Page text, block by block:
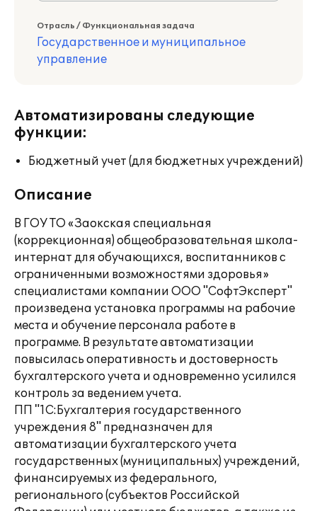
Отрасль / Функциональная задача
Государственное и муниципальное
управление
Автоматизированы следующие
функции:
Бюджетный учет (для бюджетных учреждений)
Описание
В ГОУ ТО «Заокская специальная
(коррекционная) общеобразовательная школа-
интернат для обучающихся, воспитанников с
ограниченными возможностями здоровья»
специалистами компании ООО "СофтЭксперт"
произведена установка программы на рабочие
места и обучение персонала работе в
программе. В результате автоматизации
повысилась оперативность и достоверность
бухгалтерского учета и одновременно усилился
контроль за ведением учета.
ПП "1С:Бухгалтерия государственного
учреждения 8" предназначен для
автоматизации бухгалтерского учета
государственных (муниципальных) учреждений,
финансируемых из федерального,
регионального (субъектов Российской